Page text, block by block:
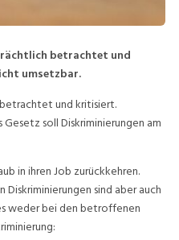
betrachtet und
umsetzbar.
und kritisiert.
soll Diskriminierungen am
in ihren Job zurückkehren.
sind aber auch
weder bei den betroffenen